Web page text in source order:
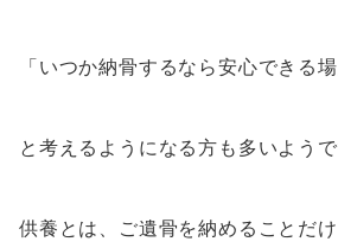
「いつか納骨するなら安心できる
と考えるようになる方も多いようで
供養とは、ご遺骨を納めることだけ